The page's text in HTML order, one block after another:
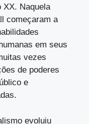
Naquela
começaram a
em seus
vezes
de poderes
e
evoluiu